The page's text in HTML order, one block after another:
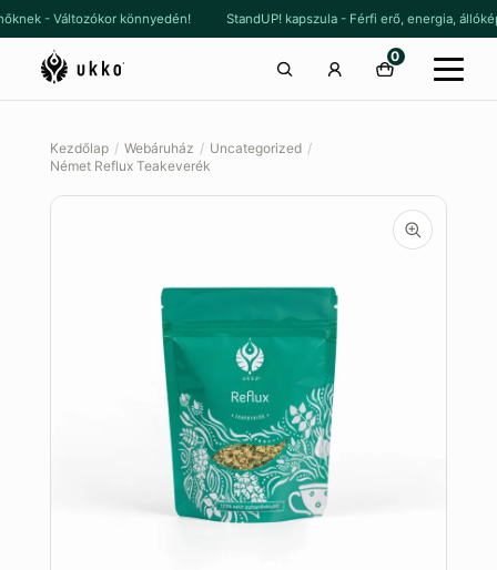
Ugrás
a
navigációhoz
Kilépés
a
tartalomba
- Változókor könnyedén! StandUP! kapszula - Férfi erő, energia,
0
Kezdőlap / Webáruház / Uncategorized /
Német Reflux Teakeverék